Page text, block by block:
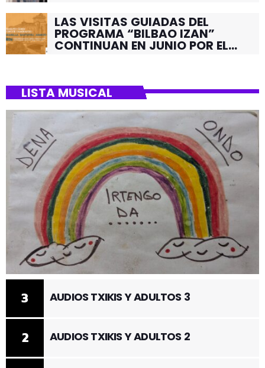
LAS VISITAS GUIADAS DEL
PROGRAMA “BILBAO IZAN”
CONTINUAN EN JUNIO POR EL
LISTA MUSICAL
2 AUDIOS TXIKIS Y ADULTOS 2
3 AUDIOS TXIKIS Y ADULTOS 3